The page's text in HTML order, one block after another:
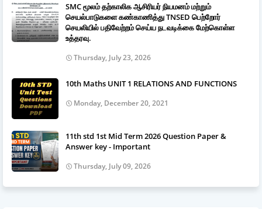
SMC மூலம் தற்காலிக ஆசிரியர் நியமனம் மற்றும்
செயல்பாடுகளை கண்காணித்து TNSED பெற்றோர்
செயலியில் பதிவேற்றம் செய்ய நடவடிக்கை மேற்கொள்ள
உத்தரவு.
Thursday, July 23, 2026
10th Maths UNIT 1 RELATIONS AND FUNCTIONS
Monday, December 20, 2021
11th std 1st Mid Term 2026 Question Paper &
Answer key - Important
Thursday, July 09, 2026